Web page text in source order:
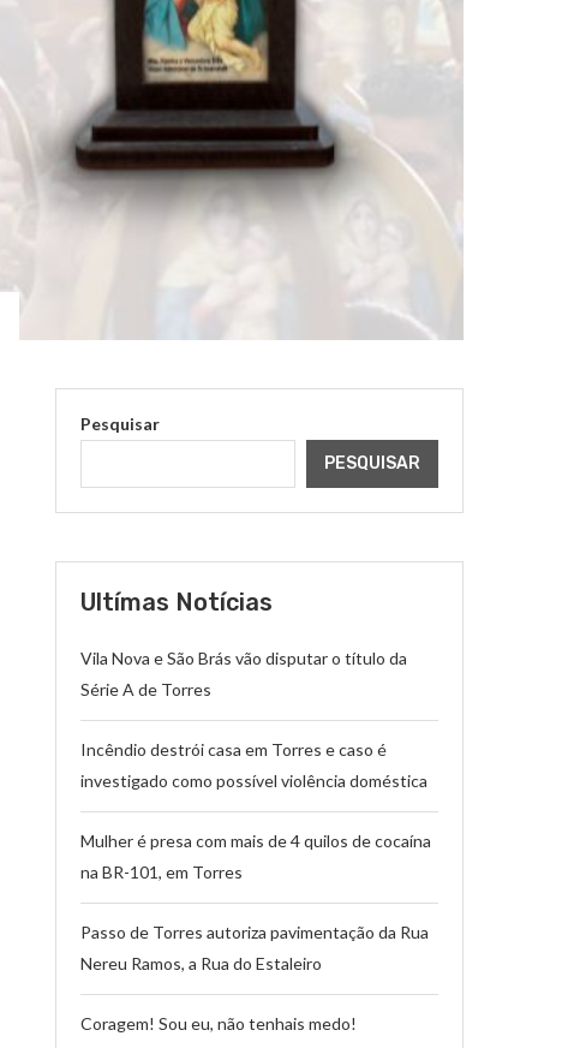
Pesquisar
PESQUISAR
Ultímas Notícias
Vila Nova e São Brás vão disputar o título da
Série A de Torres
Incêndio destrói casa em Torres e caso é
investigado como possível violência doméstica
Mulher é presa com mais de 4 quilos de cocaína
na BR-101, em Torres
Passo de Torres autoriza pavimentação da Rua
Nereu Ramos, a Rua do Estaleiro
Coragem! Sou eu, não tenhais medo!